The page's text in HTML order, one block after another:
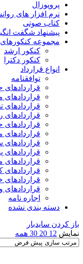
پروپوزال
نرم افزار های
کتاب صوتی
پیشنهاد شگفت
مجموعه
کنکور ارشد
کنکور دکترا
انواع قرارداد
توافقنامه
قراردادهای
قراردادهای
قراردادهای
قراردادهای
قراردادهای
قراردادهای
قراردادهای
اجاره نامه
دسته بندی نشده
باز کردن سایدبار
نمایش 12
20
30 همه